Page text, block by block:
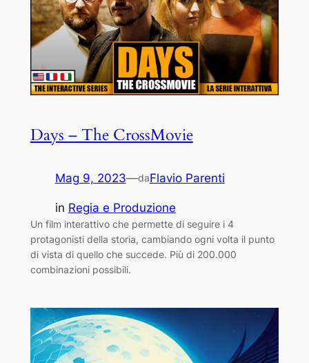
Days – The CrossMovie
Mag 9, 2023—daFlavio Parenti
in Regia e Produzione
Un film interattivo che permette di seguire i 4
protagonisti della storia, cambiando ogni volta il punto
di vista di quello che succede. Più di 200.000
combinazioni possibili.